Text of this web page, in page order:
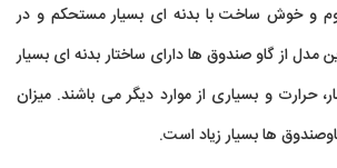
و خوش ساخت با بدنه ای بسیار مستحکم و در
مدل از گاو صندوق ها دارای ساختار بدنه ای بسیار
حرارت و بسیاری از موارد دیگر می باشند. میزان
ها بسیار زیاد است.